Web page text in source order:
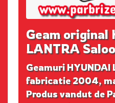
Geam original
LANTRA
Geamuri HYUNDAI
fabricatie 2004,
Produs vandut de